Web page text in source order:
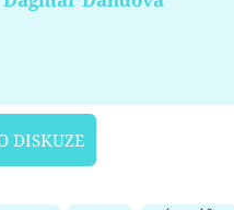
DISKUZE